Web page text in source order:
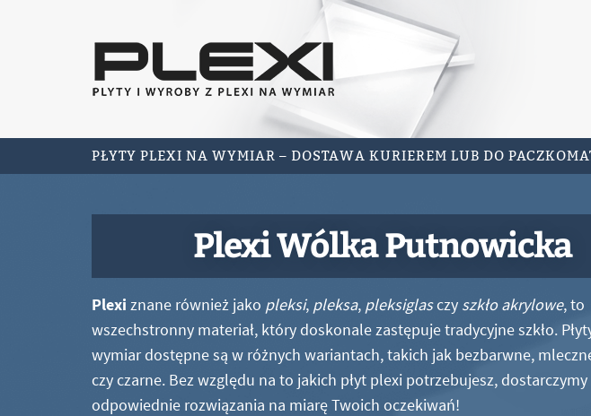
PŁYTY PLEXI NA WYMIAR – DOSTAWA KURIEREM LUB DO
Plexi Wólka Putnowicka
Plexi znane również jako pleksi, pleksa, pleksiglasczy szkło akrylowe, to
wszechstronny materiał, który doskonale zastępuje tradycyjne szkło.
wymiar dostępne są w różnych wariantach, takich jak bezbarwne,
czy czarne. Bez względu na to jakich płyt plexi potrzebujesz, dostarczymy
odpowiednie rozwiązania na miarę Twoich oczekiwań!